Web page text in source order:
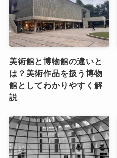
美術館と博物館の違いと
は？美術作品を扱う博物
館としてわかりやすく解
説